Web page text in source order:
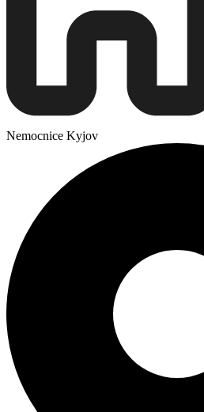
Nemocnice Kyjov